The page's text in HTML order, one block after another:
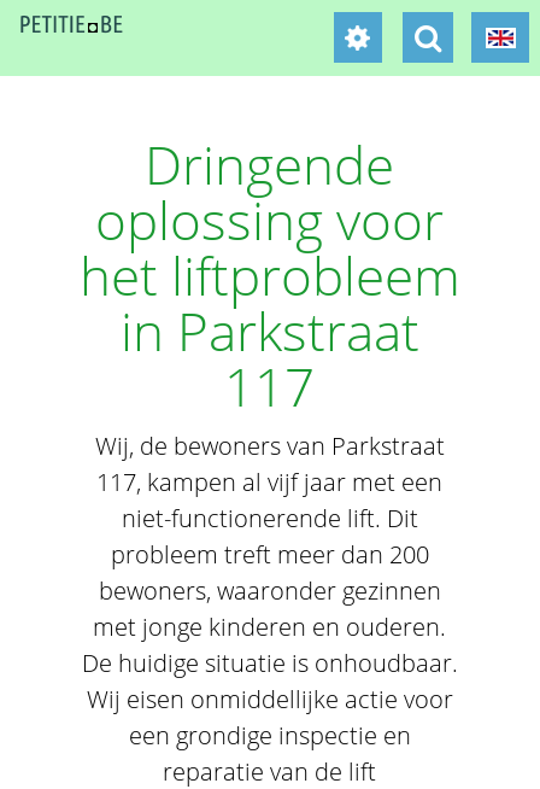
Dringende
oplossing voor
het liftprobleem
in Parkstraat
117
Wij, de bewoners van Parkstraat
117, kampen al vijf jaar met een
niet-functionerende lift. Dit
probleem treft meer dan 200
bewoners, waaronder gezinnen
met jonge kinderen en ouderen.
De huidige situatie is onhoudbaar.
Wij eisen onmiddellijke actie voor
een grondige inspectie en
reparatie van de lift